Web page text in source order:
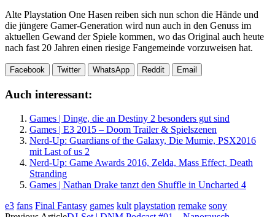
Alte Playstation One Hasen reiben sich nun schon die Hände und
die jüngere Gamer-Generation wird nun auch in den Genuss im
aktuellen Gewand der Spiele kommen, wo das Original auch heute
nach fast 20 Jahren einen riesige Fangemeinde vorzuweisen hat.
Facebook Twitter WhatsApp Reddit Email
Auch interessant:
Games | Dinge, die an Destiny 2 besonders gut sind
Games | E3 2015 – Doom Trailer & Spielszenen
Nerd-Up: Guardians of the Galaxy, Die Mumie, PSX2016
mit Last of us 2
Nerd-Up: Game Awards 2016, Zelda, Mass Effect, Death
Stranding
Games | Nathan Drake tanzt den Shuffle in Uncharted 4
e3 fans Final Fantasy games kult playstation remake sony